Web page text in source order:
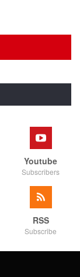
Youtube
Subscribers
RSS
Subscribe